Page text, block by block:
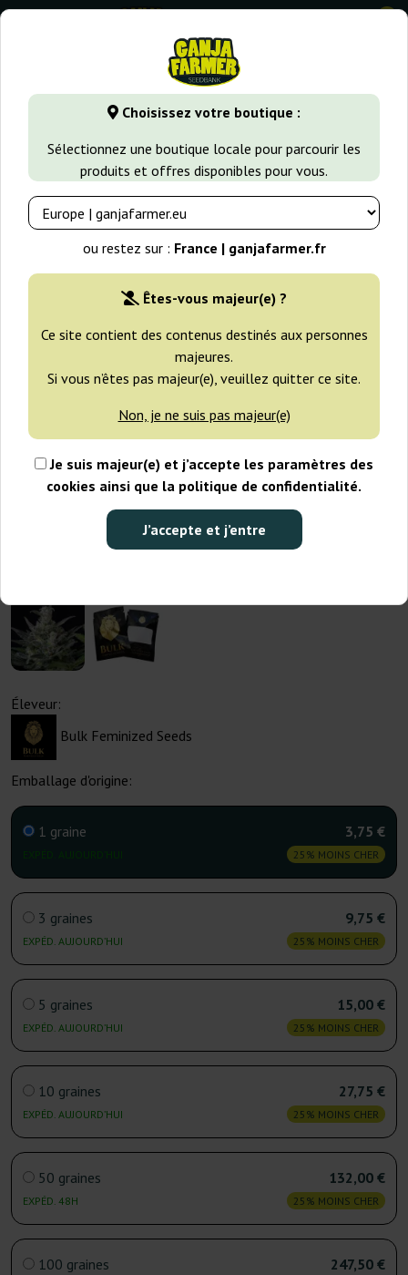
Choisissez votre boutique :
Sélectionnez une boutique locale pour parcourir les
produits et offres disponibles pour vous.
ou restez sur : France | ganjafarmer.fr
Êtes-vous majeur(e) ?
Ce site contient des contenus destinés aux personnes
majeures.
Si vous n’êtes pas majeur(e), veuillez quitter ce site.
Non, je ne suis pas majeur(e)
Je suis majeur(e) et j’accepte les paramètres des
cookies ainsi que la politique de confidentialité.
J’accepte et j’entre
0
GanjaFarmer.fr Variétés de Cannabis Diesel Auto
-25%
+gratisie
Éleveur:
Bulk Feminized Seeds
Emballage d'origine:
1 graine 3,75 €
25% MOINS CHER
3 graines
EXPÉD. AUJOURD’HUI
9,75 €
25% MOINS CHER
5 graines
EXPÉD. AUJOURD’HUI
15,00 €
25% MOINS CHER
10 graines
EXPÉD. AUJOURD’HUI
27,75 €
25% MOINS CHER
50 graines
EXPÉD. 48H
132,00 €
25% MOINS CHER
100 graines 247,50 €